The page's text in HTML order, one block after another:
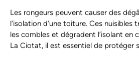
Les rongeurs peuvent causer des
l’isolation d’une toiture. Ces
les combles et dégradent l’isolant en
La Ciotat, il est essentiel de protéger